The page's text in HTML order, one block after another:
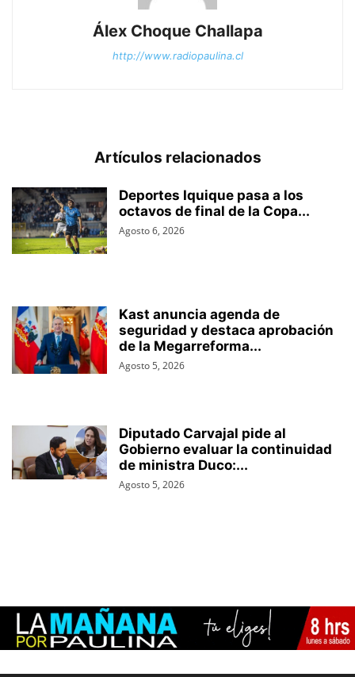
Álex Choque Challapa
http://www.radiopaulina.cl
Artículos relacionados
Deportes Iquique pasa a los
octavos de final de la Copa...
Agosto 6, 2026
Kast anuncia agenda de
seguridad y destaca aprobación
de la Megarreforma...
Agosto 5, 2026
Diputado Carvajal pide al
Gobierno evaluar la continuidad
de ministra Duco:...
Agosto 5, 2026